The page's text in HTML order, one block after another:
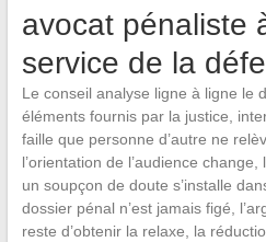
avocat pénaliste
service de la
Le conseil analyse ligne à ligne le
éléments fournis par la justice,
faille que personne d’autre ne
l’orientation de l’audience change,
un soupçon de doute s’installe
dossier pénal n’est jamais figé,
reste d’obtenir la relaxe, la